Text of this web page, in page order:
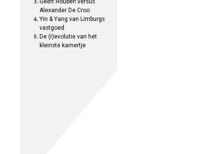
Geert Houben versus
Alexander De Croo
Yin & Yang van Limburgs
vastgoed
De (r)evolutie van het
kleinste kamertje